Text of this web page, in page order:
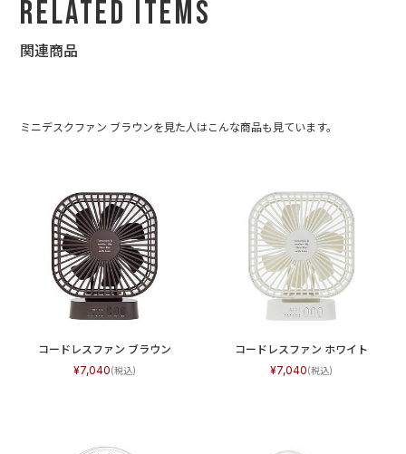
Related Items
関連商品
ミニデスクファン ブラウンを見た人はこんな商品も見ています。
コードレスファン ブラウン
7,040
コードレスファン ホワイト
7,040